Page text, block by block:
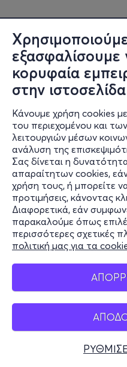
εξασφαλίσουμε
κορυφαία
στην
Κάνουμε χρήση cookies
του περιεχομένου και
λειτουργιών μέσων
ανάλυση της
Σας δίνεται η
απαραίτητων cookies,
χρήση τους, ή μπορείτε
προτιμήσεις, κάνοντας
Διαφορετικά, εάν
παρακαλούμε όπως
περισσότερες σχετικές
πολιτική μας για τα